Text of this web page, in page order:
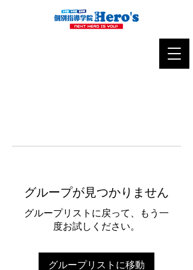
グループが見つかりません
グループリストに戻って、もう一
度お試しください。
グループリストに移動